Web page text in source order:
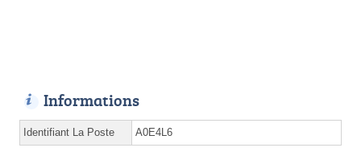
Informations
Identifiant La Poste A0E4L6